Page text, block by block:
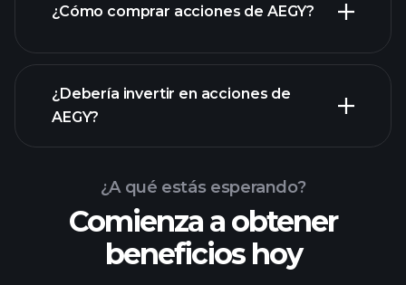
informes financieros
¿Cómo comprar acciones de AEGY?
Playtrade Tournaments
¿Debería invertir en acciones de
AEGY?
¿A qué estás esperando?
Comienza a obtener
beneficios hoy